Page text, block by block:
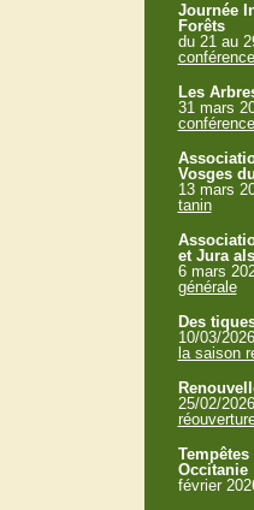
Journée
Forêts
du 21 au
Les
31 mars
Vosges
13 mars
tanin
et Jura
6 mars
générale
Des
10/03/2026
la saison
25/02/2026
Occitanie
février